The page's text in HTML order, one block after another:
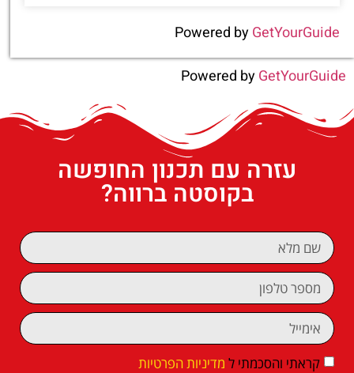
Powered byGetYourGuide
Powered byGetYourGuide
עזרה עם תכנון החופשה
בקוסטה ברווה?
קראתי והסכמתי ל מדיניות הפרטיות